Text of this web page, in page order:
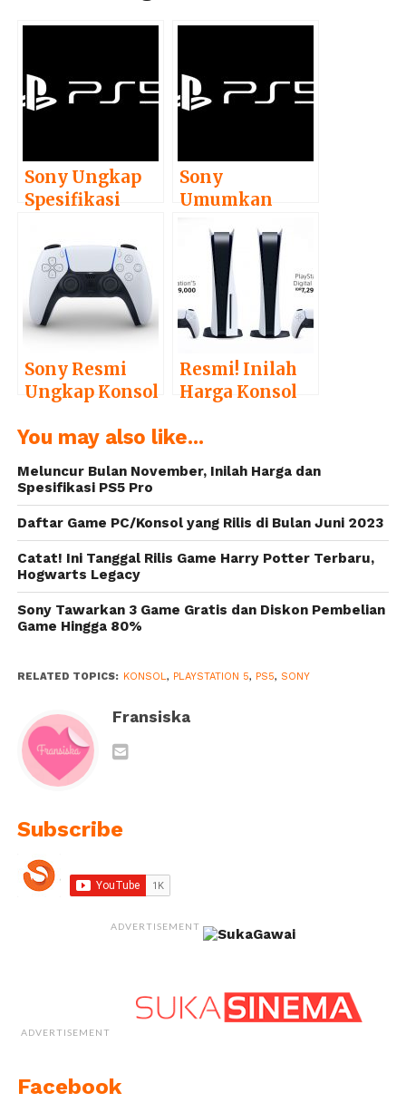
Sony Ungkap
Spesifikasi
Sony
Umumkan
Acara PS5
Sony Resmi
Ungkap Konsol
Game yang
Resmi! Inilah
Harga Konsol
Indonesia
You may also like...
Meluncur Bulan November, Inilah Harga dan
Spesifikasi PS5 Pro
Daftar Game PC/Konsol yang Rilis di Bulan Juni 2023
Catat! Ini Tanggal Rilis Game Harry Potter Terbaru,
Hogwarts Legacy
Sony Tawarkan 3 Game Gratis dan Diskon Pembelian
Game Hingga 80%
RELATED TOPICS: KONSOL, PLAYSTATION 5, PS5, SONY
Fransiska
Subscribe
ADVERTISEMENT
ADVERTISEMENT
Facebook